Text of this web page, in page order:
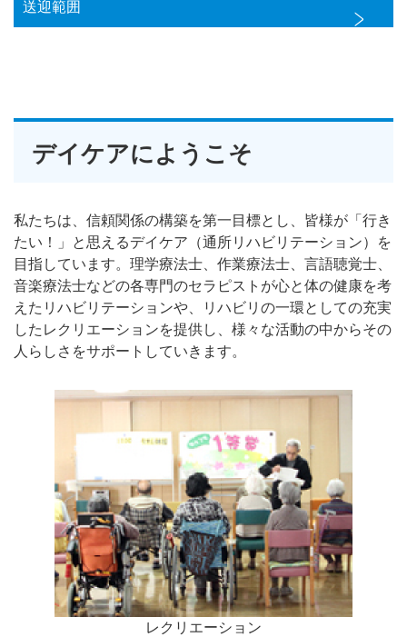
送迎範囲
デイケアにようこそ
私たちは、信頼関係の構築を第一目標とし、皆様が「行き
たい！」と思えるデイケア（通所リハビリテーション）を
目指しています。理学療法士、作業療法士、言語聴覚士、
音楽療法士などの各専門のセラピストが心と体の健康を考
えたリハビリテーションや、リハビリの一環としての充実
したレクリエーションを提供し、様々な活動の中からその
人らしさをサポートしていきます。
レクリエーション